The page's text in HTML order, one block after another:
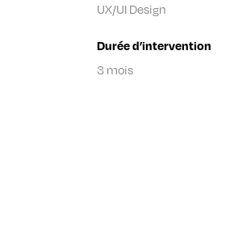
UX/UI Design
Durée d’intervention
3 mois